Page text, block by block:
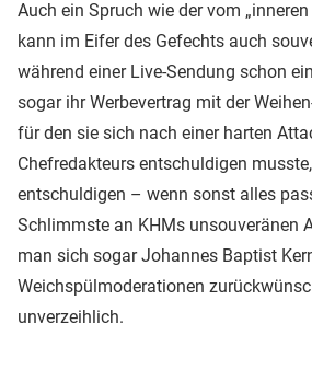
Auch ein Spruch wie der vom
kann im Eifer des Gefechts auch
während einer Live-Sendung schon
sogar ihr Werbevertrag mit der
für den sie sich nach einer harten
Chefredakteurs entschuldigen
entschuldigen – wenn sonst alles
Schlimmste an KHMs unsouveränen
man sich sogar Johannes Baptist
Weichspülmoderationen
unverzeihlich.